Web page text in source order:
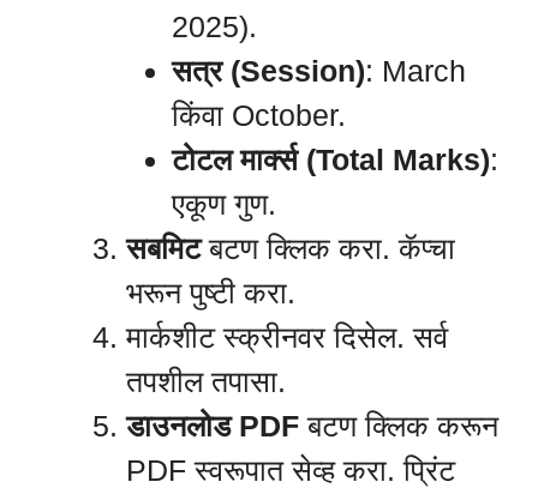
2025).
सत्र (Session): March
किंवा October.
टोटल मार्क्स (Total Marks):
एकूण गुण.
सबमिटबटण क्लिक करा. कॅप्चा
भरून पुष्टी करा.
मार्कशीट स्क्रीनवर दिसेल. सर्व
तपशील तपासा.
डाउनलोड PDF बटण क्लिक करून
PDF स्वरूपात सेव्ह करा. प्रिंट